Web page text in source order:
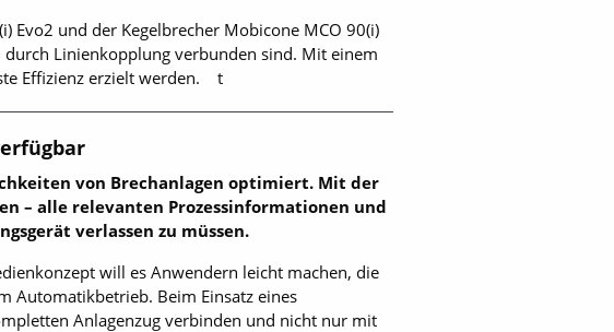
Evo2 und der Kegelbrecher Mobicone MCO 90(i)
durch Linienkopplung verbunden sind. Mit einem
Effizienz erzielt werden. t
von Brechanlagen optimiert. Mit der
– alle relevanten Prozessinformationen und
verlassen zu müssen.
will es Anwendern leicht machen, die
Automatikbetrieb. Beim Einsatz eines
Anlagenzug verbinden und nicht nur mit